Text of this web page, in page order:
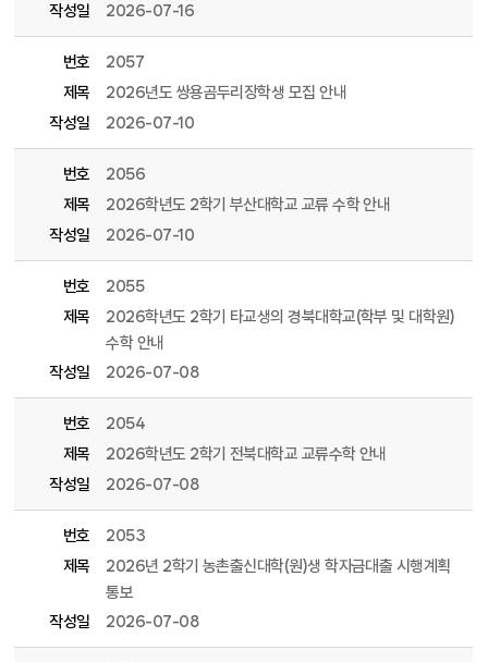
작성일
2026-07-16
번호
2057
제목
2026년도 쌍용곰두리장학생 모집 안내
작성일
2026-07-10
번호
2056
제목
2026학년도 2학기 부산대학교 교류 수학 안내
작성일
2026-07-10
번호
2055
제목
2026학년도 2학기 타교생의 경북대학교(학부 및 대학원)
수학 안내
작성일
2026-07-08
번호
2054
제목
2026학년도 2학기 전북대학교 교류수학 안내
작성일
2026-07-08
번호
2053
제목
2026년 2학기 농촌출신대학(원)생 학자금대출 시행계획
통보
작성일
2026-07-08